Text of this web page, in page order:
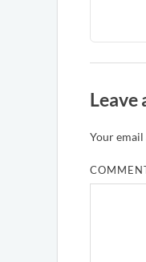
Leave
Your